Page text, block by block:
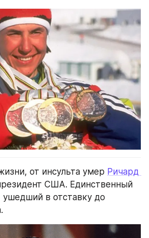
от инсульта умер Ричард
США. Единственный
в отставку до